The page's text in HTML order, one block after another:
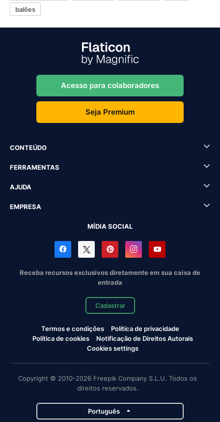
balões
Acesso para colaboradores
Seja Premium
CONTEÚDO
FERRAMENTAS
AJUDA
EMPRESA
MÍDIA SOCIAL
Receba recursos exclusivos diretamente em sua caixa de
entrada
Cadastrar
Termos e condições
Política de privacidade
Política de cookies
Notificação de Direitos Autorais
Cookies settings
Copyright © 2010-2026 Freepik Company S.L.U. Todos os
direitos reservados.
Português